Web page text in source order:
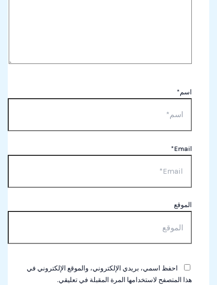
اسم*
Email*
الموقع
احفظ اسمي، بريدي الإلكتروني، والموقع الإلكتروني في
هذا المتصفح لاستخدامها المرة المقبلة في تعليقي.